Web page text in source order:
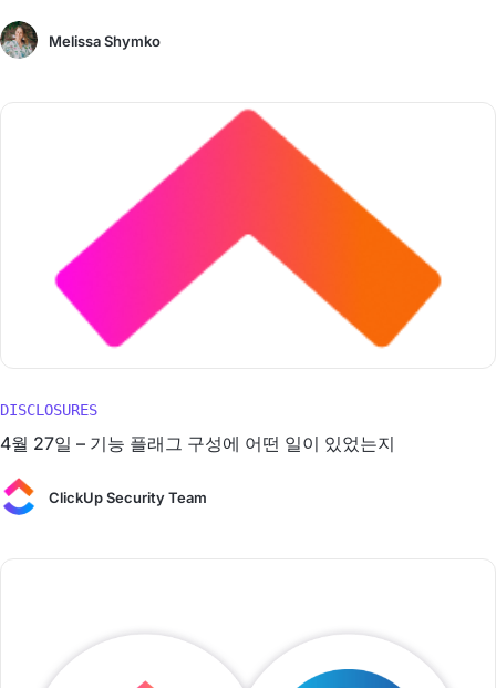
Melissa Shymko
DISCLOSURES
4월 27일 – 기능 플래그 구성에 어떤 일이 있었는지
ClickUp Security Team